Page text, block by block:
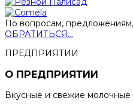
По вопросам,
ОБРАТИТЬСЯ...
ПРЕДПРИЯТИИ
О ПРЕДПРИЯТИИ
Вкусные и свежие молочные